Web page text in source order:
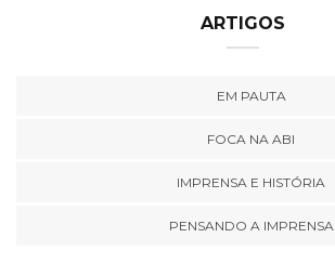
ARTIGOS
EM PAUTA
FOCA NA ABI
IMPRENSA E HISTÓRIA
PENSANDO A IMPRENSA